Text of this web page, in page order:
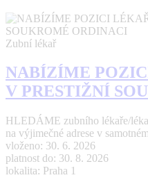
Zubní lékař
NABÍZÍME
V PRESTIŽNÍ
HLEDÁME zubního lékaře/
na výjimečné adrese v
vloženo: 30. 6. 2026
platnost do: 30. 8. 2026
lokalita: Praha 1